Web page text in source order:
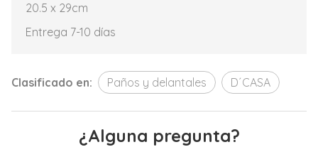
20.5 x 29cm
Entrega 7-10 días
Clasificado en: Paños y delantales D´CASA
¿Alguna pregunta?